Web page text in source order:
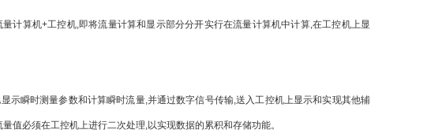
算机+工控机,即将流量计算和显示部分分开实行在流量计算机中计算,在工控机上显
瞬时测量参数和计算瞬时流量,并通过数字信号传输,送入工控机上显示和实现其他辅
值必须在工控机上进行二次处理,以实现数据的累积和存储功能。